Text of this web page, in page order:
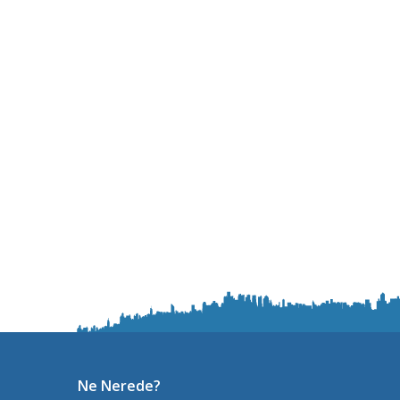
Ne Nerede?